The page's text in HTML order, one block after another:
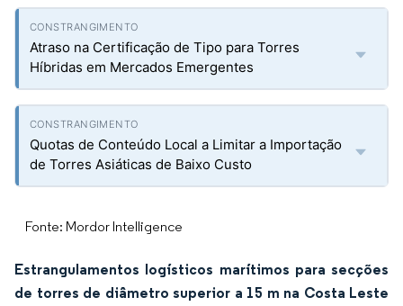
Atraso na Certificação de Tipo para Torres
Híbridas em Mercados Emergentes
Quotas de Conteúdo Local a Limitar a Importação
de Torres Asiáticas de Baixo Custo
Fonte: Mordor Intelligence
Estrangulamentos logísticos marítimos para secções
de torres de diâmetro superior a 15 m na Costa Leste